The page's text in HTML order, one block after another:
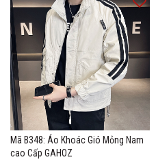
Mã B348: Áo Khoác Gió Mỏng Nam
cao Cấp GAHOZ